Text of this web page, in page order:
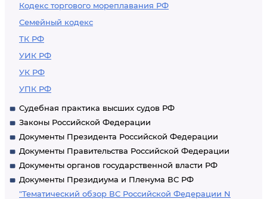
Кодекс торгового мореплавания РФ
Семейный кодекс
ТК РФ
УИК РФ
УК РФ
УПК РФ
Судебная практика высших судов РФ
Законы Российской Федерации
Документы Президента Российской Федерации
Документы Правительства Российской Федерации
Документы органов государственной власти РФ
Документы Президиума и Пленума ВС РФ
"Тематический обзор ВС Российской Федерации N